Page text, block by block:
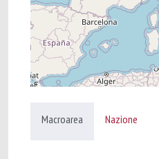
Macroarea Nazione